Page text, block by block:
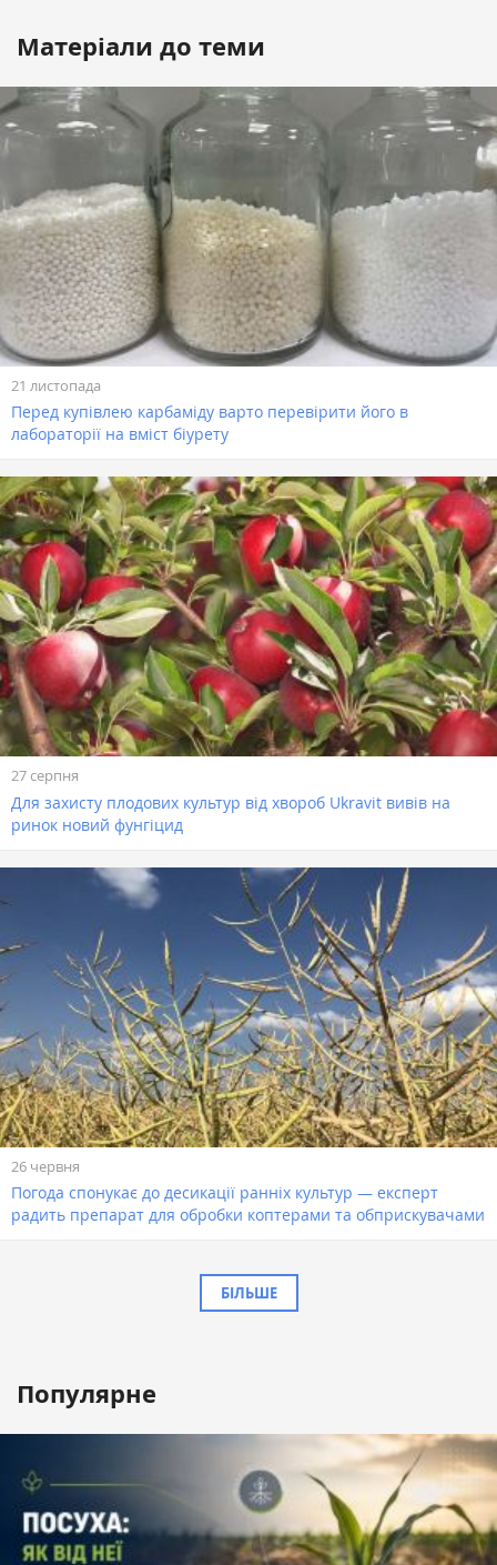
Матеріали до теми
21 листопада
Перед купівлею карбаміду варто перевірити його в
лабораторії на вміст біурету
27 серпня
Для захисту плодових культур від хвороб Ukravit вивів на
ринок новий фунгіцид
26 червня
Погода спонукає до десикації ранніх культур — експерт
радить препарат для обробки коптерами та обприскувачами
БІЛЬШЕ
Популярне